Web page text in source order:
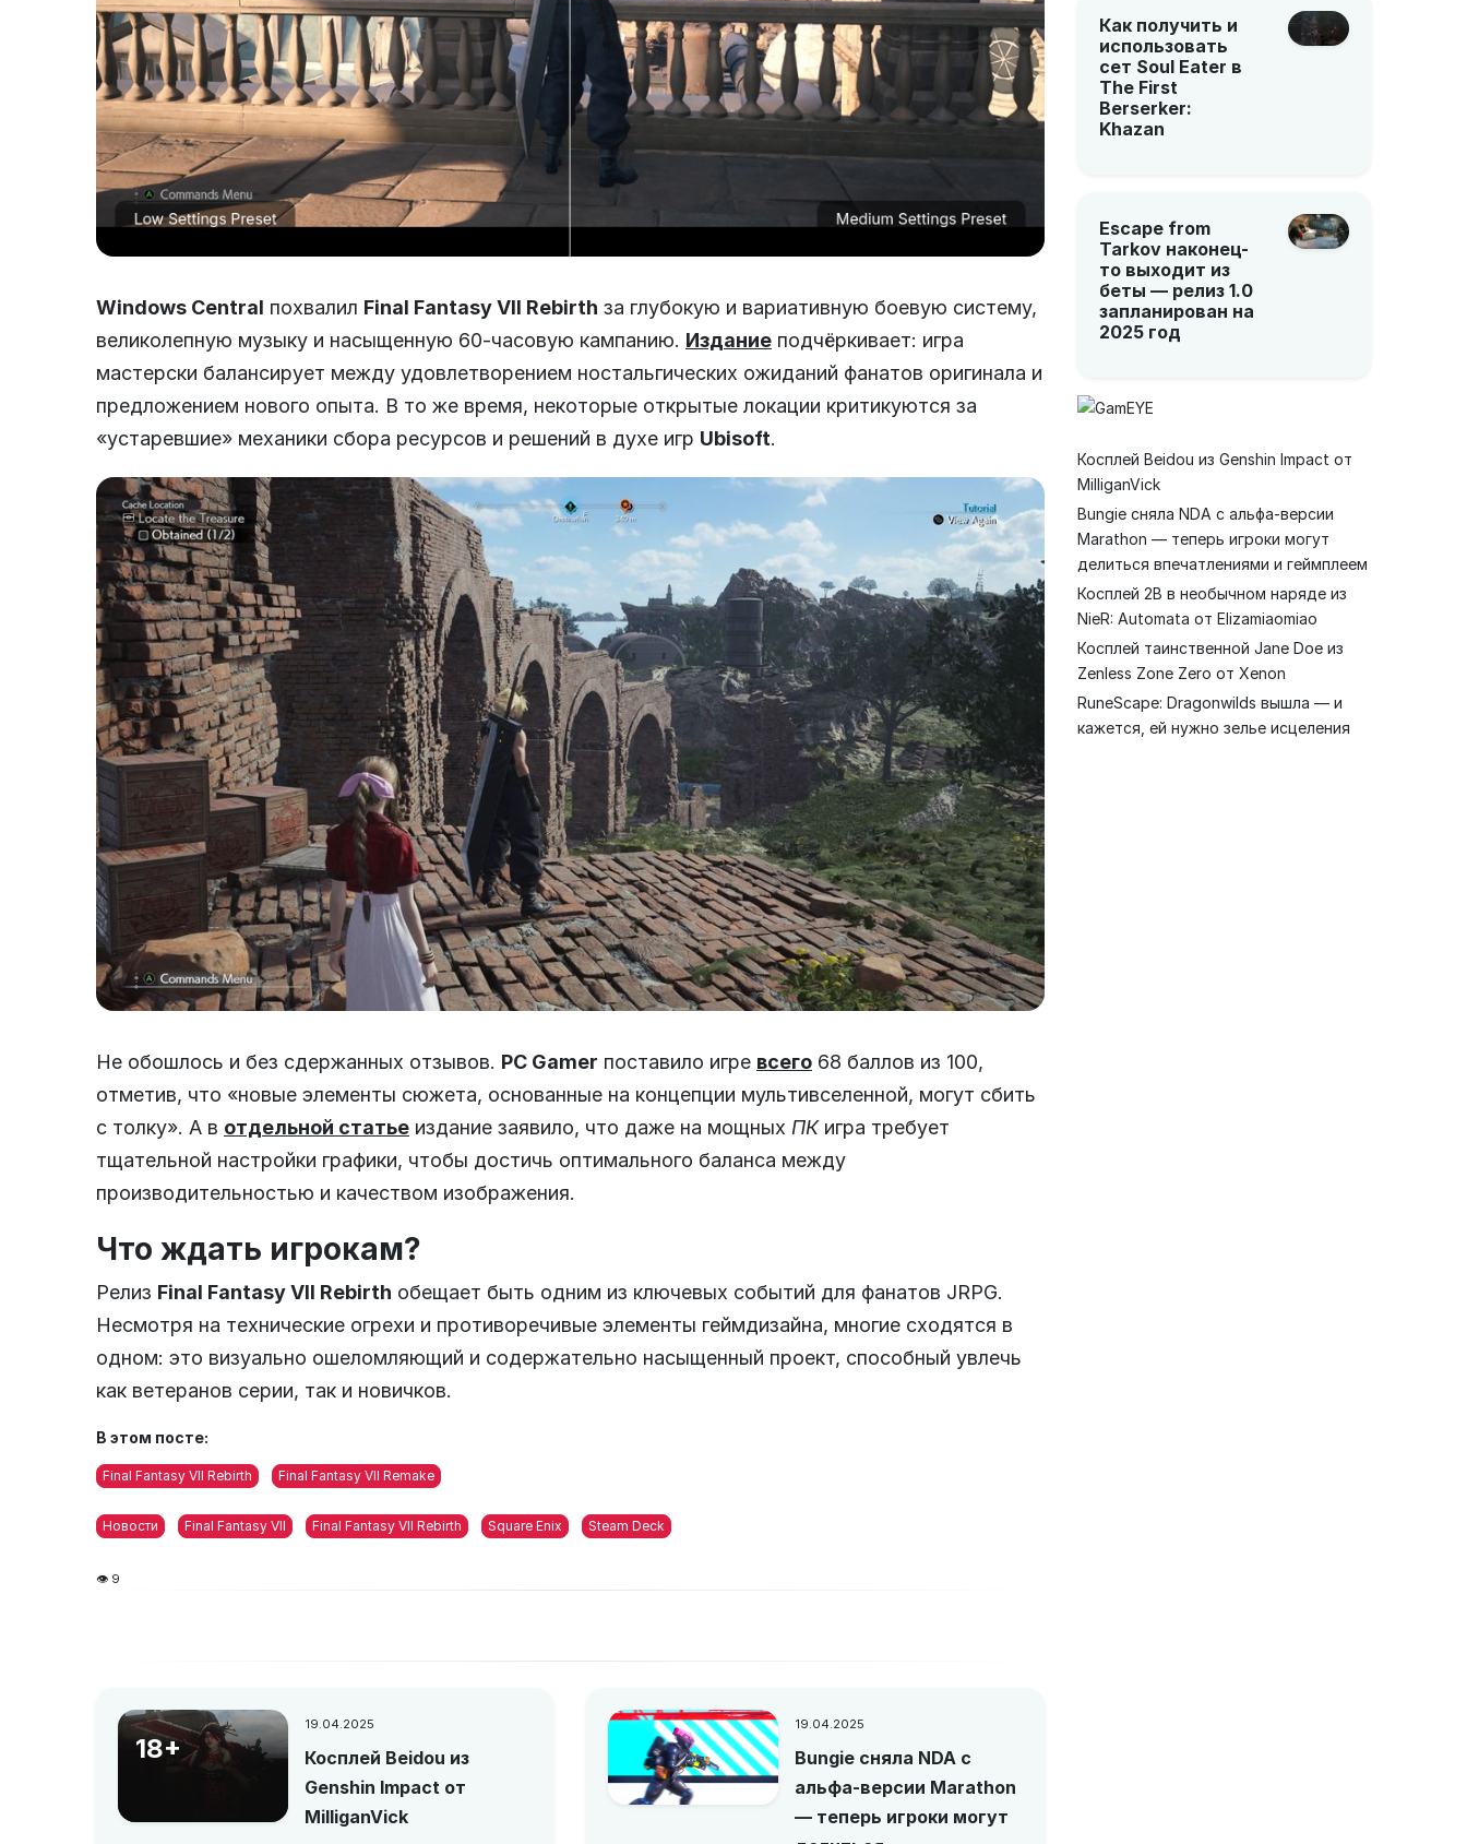
Windows Central похвалил Final Fantasy VII Rebirth за глубокую и вариативную боевую систему,
великолепную музыку и насыщенную 60-часовую кампанию. Издание подчёркивает: игра
мастерски балансирует между удовлетворением ностальгических ожиданий фанатов оригинала и
предложением нового опыта. В то же время, некоторые открытые локации критикуются за
«устаревшие» механики сбора ресурсов и решений в духе игр Ubisoft.
Не обошлось и без сдержанных отзывов. PC Gamer поставило игре всего 68 баллов из 100,
отметив, что «новые элементы сюжета, основанные на концепции мультивселенной, могут сбить
с толку». А в отдельной статье издание заявило, что даже на мощных ПКигра требует
тщательной настройки графики, чтобы достичь оптимального баланса между
производительностью и качеством изображения.
Что ждать игрокам?
Релиз Final Fantasy VII Rebirth обещает быть одним из ключевых событий для фанатов JRPG.
Несмотря на технические огрехи и противоречивые элементы геймдизайна, многие сходятся в
одном: это визуально ошеломляющий и содержательно насыщенный проект, способный увлечь
как ветеранов серии, так и новичков.
В этом посте:
Final Fantasy VII Rebirth Final Fantasy VII Remake
Новости Final Fantasy VII Final Fantasy VII Rebirth Square Enix Steam Deck
👁 9
18+
19.04.2025
Косплей Beidou из
Genshin Impact от
MilliganVick
19.04.2025
Bungie сняла NDA с
альфа-версии Marathon
— теперь игроки могут
Как получить и
использовать
сет Soul Eater в
The First
Berserker:
Khazan
Escape from
Tarkov наконец-
то выходит из
беты — релиз 1.0
запланирован на
2025 год
Косплей Beidou из Genshin Impact от
MilliganVick
Bungie сняла NDA с альфа-версии
Marathon — теперь игроки могут
делиться впечатлениями и геймплеем
Косплей 2B в необычном наряде из
NieR: Automata от Elizamiaomiao
Косплей таинственной Jane Doe из
Zenless Zone Zero от Xenon
RuneScape: Dragonwilds вышла — и
кажется, ей нужно зелье исцеления